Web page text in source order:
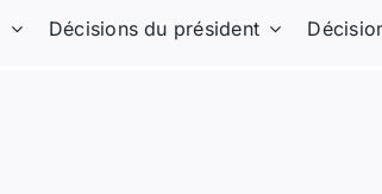
Décisions du président